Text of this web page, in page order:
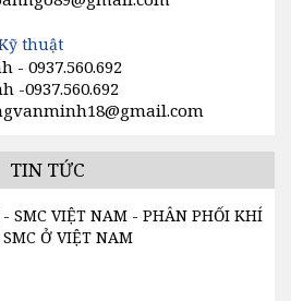
ĐIỆN TỪ SMC
SẤY KHÍ SMC
thuật
- 0937.560.692
-0937.560.692
TIN TỨC
- SMC VIỆT NAM - PHÂN PHỐI KHÍ
Ở VIỆT NAM